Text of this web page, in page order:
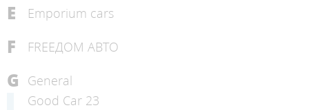
E Emporium cars
F FREEДОМ АВТО
G
General
Good Car 23